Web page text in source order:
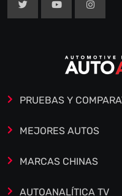
PRUEBAS Y
MEJORES AUTOS
MARCAS CHINAS
AUTOANALÍTICA TV